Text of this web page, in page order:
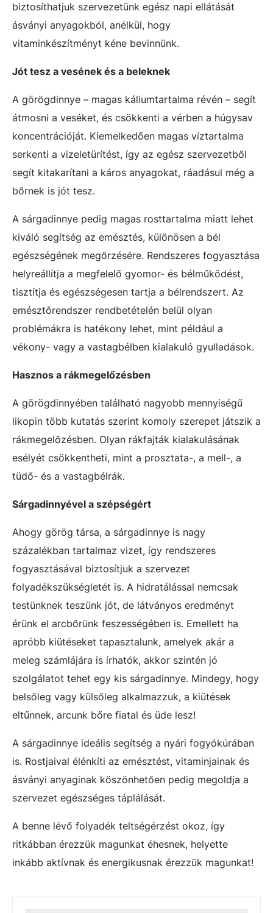
biztosíthatjuk szervezetünk egész napi ellátását
ásványi anyagokból, anélkül, hogy
vitaminkészítményt kéne bevinnünk.
Jót tesz a vesének és a beleknek
A görögdinnye – magas káliumtartalma révén – segít
átmosni a veséket, és csökkenti a vérben a húgysav
koncentrációját. Kiemelkedően magas víztartalma
serkenti a vizeletürítést, így az egész szervezetből
segít kitakarítani a káros anyagokat, ráadásul még a
bőrnek is jót tesz.
A sárgadinnye pedig magas rosttartalma miatt lehet
kiváló segítség az emésztés, különösen a bél
egészségének megőrzésére. Rendszeres fogyasztása
helyreállítja a megfelelő gyomor- és bélműködést,
tisztítja és egészségesen tartja a bélrendszert. Az
emésztőrendszer rendbetételén belül olyan
problémákra is hatékony lehet, mint például a
vékony- vagy a vastagbélben kialakuló gyulladások.
Hasznos a rákmegelőzésben
A görögdinnyében található nagyobb mennyiségű
likopin több kutatás szerint komoly szerepet játszik a
rákmegelőzésben. Olyan rákfajták kialakulásának
esélyét csökkentheti, mint a prosztata-, a mell-, a
tüdő- és a vastagbélrák.
Sárgadinnyével a szépségért
Ahogy görög társa, a sárgadinnye is nagy
százalékban tartalmaz vizet, így rendszeres
fogyasztásával biztosítjuk a szervezet
folyadékszükségletét is. A hidratálással nemcsak
testünknek teszünk jót, de látványos eredményt
érünk el arcbőrünk feszességében is. Emellett ha
apróbb kiütéseket tapasztalunk, amelyek akár a
meleg számlájára is írhatók, akkor szintén jó
szolgálatot tehet egy kis sárgadinnye. Mindegy, hogy
belsőleg vagy külsőleg alkalmazzuk, a kiütések
eltűnnek, arcunk bőre fiatal és üde lesz!
A sárgadinnye ideális segítség a nyári fogyókúrában
is. Rostjaival élénkíti az emésztést, vitaminjainak és
ásványi anyaginak köszönhetően pedig megoldja a
szervezet egészséges táplálását.
A benne lévő folyadék teltségérzést okoz, így
ritkábban érezzük magunkat éhesnek, helyette
inkább aktívnak és energikusnak érezzük magunkat!